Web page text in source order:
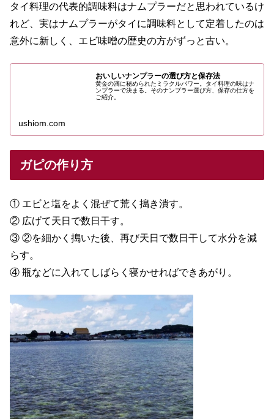
タイ料理の代表的調味料はナムプラーだと思われているけ
れど、実はナムプラーがタイに調味料として定着したのは
意外に新しく、エビ味噌の歴史の方がずっと古い。
おいしいナンプラーの選び方と保存法
黄金の滴に秘められたミラクルパワー。タイ料理の味はナ
ンプラーで決まる。そのナンプラー選び方、保存の仕方を
ご紹介。
ushiom.com
ガピの作り方
① エビと塩をよく混ぜて荒く搗き潰す。
② 広げて天日で数日干す。
③ ②を細かく搗いた後、再び天日で数日干して水分を減
らす。
④ 瓶などに入れてしばらく寝かせればできあがり。